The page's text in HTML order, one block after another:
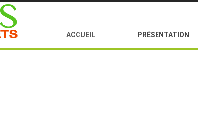
ACCUEIL PRÉSENTATION